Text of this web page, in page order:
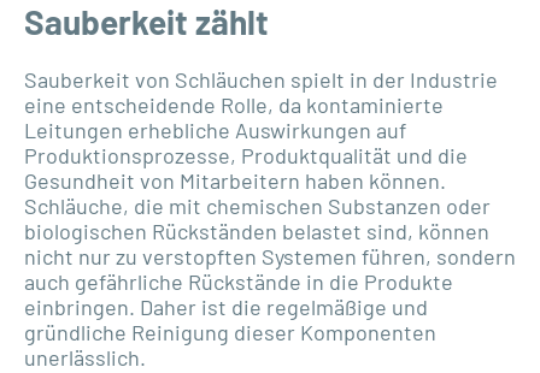
Sauberkeit zählt
Sauberkeit von Schläuchen spielt in der Industrie
eine entscheidende Rolle, da kontaminierte
Leitungen erhebliche Auswirkungen auf
Produktionsprozesse, Produktqualität und die
Gesundheit von Mitarbeitern haben können.
Schläuche, die mit chemischen Substanzen oder
biologischen Rückständen belastet sind, können
nicht nur zu verstopften Systemen führen, sondern
auch gefährliche Rückstände in die Produkte
einbringen. Daher ist die regelmäßige und
gründliche Reinigung dieser Komponenten
unerlässlich.